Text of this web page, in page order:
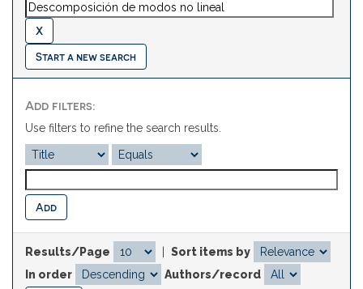
Start a new search
Add filters:
Use filters to refine the search results.
Results/Page
Sort items by
In order
Authors/record